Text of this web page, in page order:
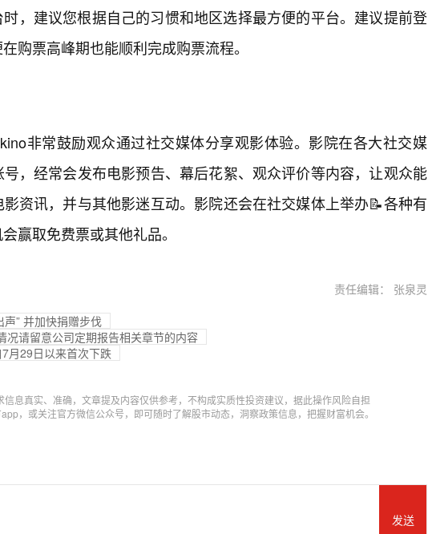
，建议您根据自己的习惯和地区选择最方便的平台。建议提前登
购票高峰期也能顺利完成购票流程。
非常鼓励观众通过社交媒体分享观影体验。影院在各大社交媒
，经常会发布电影预告、幕后花絮、观众评价等内容，让观众能
资讯，并与其他影迷互动。影院还会在社交媒体上举办📝各种有
赢取免费票或其他礼品。
责任编辑： 张泉灵
声” 并加快捐赠步伐
况请留意公司定期报告相关章节的内容
7月29日以来首次下跌
信息真实、准确，文章提及内容仅供参考，不构成实质性投资建议，据此操作风险自担
，或关注官方微信公众号，即可随时了解股市动态，洞察政策信息，把握财富机会。
发送